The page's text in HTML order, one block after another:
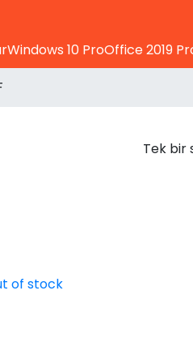
Windows 10 ProOffice 2019
Tek bir
of stock